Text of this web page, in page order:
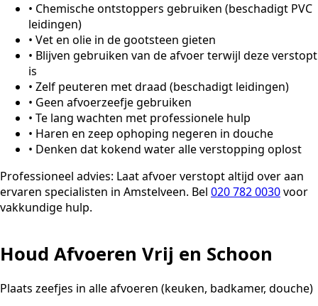
• Chemische ontstoppers gebruiken (beschadigt PVC
leidingen)
• Vet en olie in de gootsteen gieten
• Blijven gebruiken van de afvoer terwijl deze verstopt
is
• Zelf peuteren met draad (beschadigt leidingen)
• Geen afvoerzeefje gebruiken
• Te lang wachten met professionele hulp
• Haren en zeep ophoping negeren in douche
• Denken dat kokend water alle verstopping oplost
Professioneel advies: Laat afvoer verstopt altijd over aan
ervaren specialisten in Amstelveen. Bel 020 782 0030voor
vakkundige hulp.
Houd Afvoeren Vrij en Schoon
Plaats zeefjes in alle afvoeren (keuken, badkamer, douche)